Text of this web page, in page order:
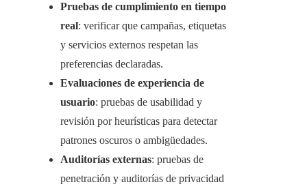
Pruebas de cumplimiento en tiempo
real: verificar que campañas, etiquetas
y servicios externos respetan las
preferencias declaradas.
Evaluaciones de experiencia de
usuario: pruebas de usabilidad y
revisión por heurísticas para detectar
patrones oscuros o ambigüedades.
Auditorías externas: pruebas de
penetración y auditorías de privacidad